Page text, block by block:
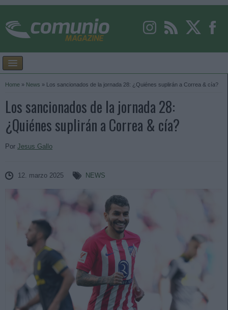
Home » News » Los sancionados de la jornada 28: ¿Quiénes suplirán a Correa & cía?
Los sancionados de la jornada 28:
¿Quiénes suplirán a Correa & cía?
Por Jesus Gallo
12. marzo 2025 NEWS